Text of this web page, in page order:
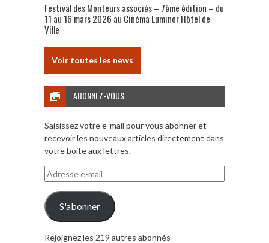
Festival des Monteurs associés – 7ème édition – du
11 au 16 mars 2026 au Cinéma Luminor Hôtel de
Ville
Voir toutes les news
ABONNEZ-VOUS
Saisissez votre e-mail pour vous abonner et
recevoir les nouveaux articles directement dans
votre boite aux lettres.
Adresse
e-
mail
S'abonner
Rejoignez les 219 autres abonnés